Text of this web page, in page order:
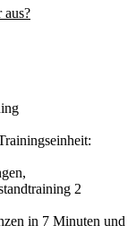
2
in 7 Minuten und